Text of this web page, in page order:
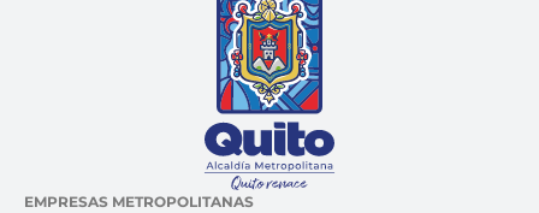
EMPRESAS METROPOLITANAS